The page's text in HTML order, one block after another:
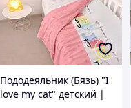
Пододеяльник (Бязь) "I
love my cat" детский |